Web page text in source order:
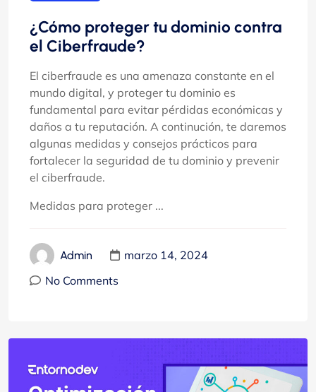
¿Cómo proteger tu dominio contra
el Ciberfraude?
El ciberfraude es una amenaza constante en el
mundo digital, y proteger tu dominio es
fundamental para evitar pérdidas económicas y
daños a tu reputación. A continución, te daremos
algunas medidas y consejos prácticos para
fortalecer la seguridad de tu dominio y prevenir
el ciberfraude.
Medidas para proteger ...
Admin
marzo 14, 2024
No Comments